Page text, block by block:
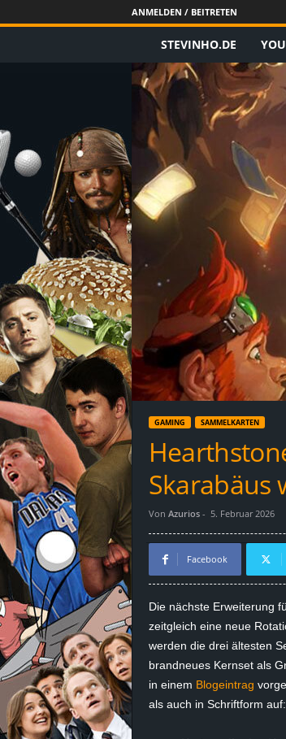
ANMELDEN / BEITRETEN
t
v
i
n
d
e
E
i
n
s
g
STEVINHO.DE
GAMING SAMMELKARTEN
Skarabäus
Von Azurios- 5. Februar 2026
Facebook
Die nächste Erweiterung
zeitgleich eine neue
werden die drei ältesten
brandneues Kernset als
in einem Blogeintrag
als auch in Schriftform auf: